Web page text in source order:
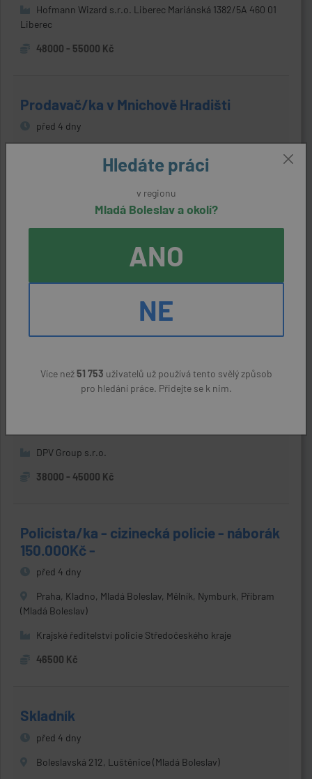
Hofmann Wizard s.r.o. Liberec Mariánská 1382/5A 460 01
Liberec
48000 - 55000 Kč
Prodavač/ka v Mnichově Hradišti
před 4 dny
Novák maso - uzeniny s.r.o.
Specialista logistiky a expedice.
Brandýs nad Labem- Stará Boleslav (Mladá Boleslav)
Tester
DPV Group s.r.o.
38000 - 45000 Kč
Policista/ka - cizinecká policie - náborák
150.000Kč -
před 4 dny
Praha, Kladno, Mladá Boleslav, Mělník, Nymburk, Příbram
(Mladá Boleslav)
Krajské ředitelství policie Středočeského kraje
46500 Kč
Skladník
před 4 dny
Boleslavská 212, Luštěnice (Mladá Boleslav)
Hledáte práci
v regionu
Mladá Boleslav a okolí?
ANO
NE
Více než51 753 uživatelů už používá tento svělý způsob
pro hledání práce. Přidejte se k nim.